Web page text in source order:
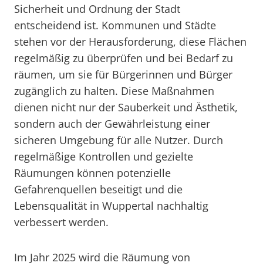
Sicherheit und Ordnung der Stadt
entscheidend ist. Kommunen und Städte
stehen vor der Herausforderung, diese Flächen
regelmäßig zu überprüfen und bei Bedarf zu
räumen, um sie für Bürgerinnen und Bürger
zugänglich zu halten. Diese Maßnahmen
dienen nicht nur der Sauberkeit und Ästhetik,
sondern auch der Gewährleistung einer
sicheren Umgebung für alle Nutzer. Durch
regelmäßige Kontrollen und gezielte
Räumungen können potenzielle
Gefahrenquellen beseitigt und die
Lebensqualität in Wuppertal nachhaltig
verbessert werden.
Im Jahr 2025 wird die Räumung von